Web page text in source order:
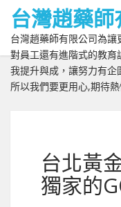
台灣趙藥
台灣趙藥師有限公司為
對員工還有進階式的教
我提升與成，讓努力有
所以我們要更用心,期待
台北黃
獨家的